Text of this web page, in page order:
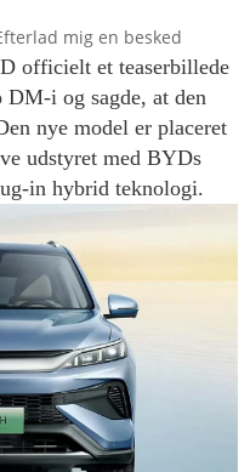
mig en besked
officielt et teaserbillede
DM-i og sagde, at den
nye model er placeret
udstyret med BYDs
in hybrid teknologi.